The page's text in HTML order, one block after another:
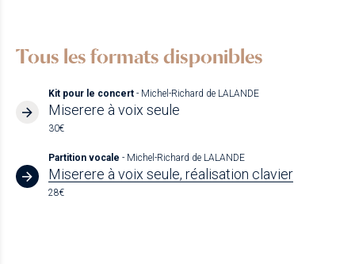
Tous les formats disponibles
Kit pour le concert - Michel-Richard de LALANDE
Miserere à voix seule
30€
Partition vocale - Michel-Richard de LALANDE
Miserere à voix seule, réalisation clavier
28€